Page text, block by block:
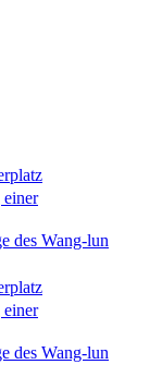
des Wang-lun
des Wang-lun